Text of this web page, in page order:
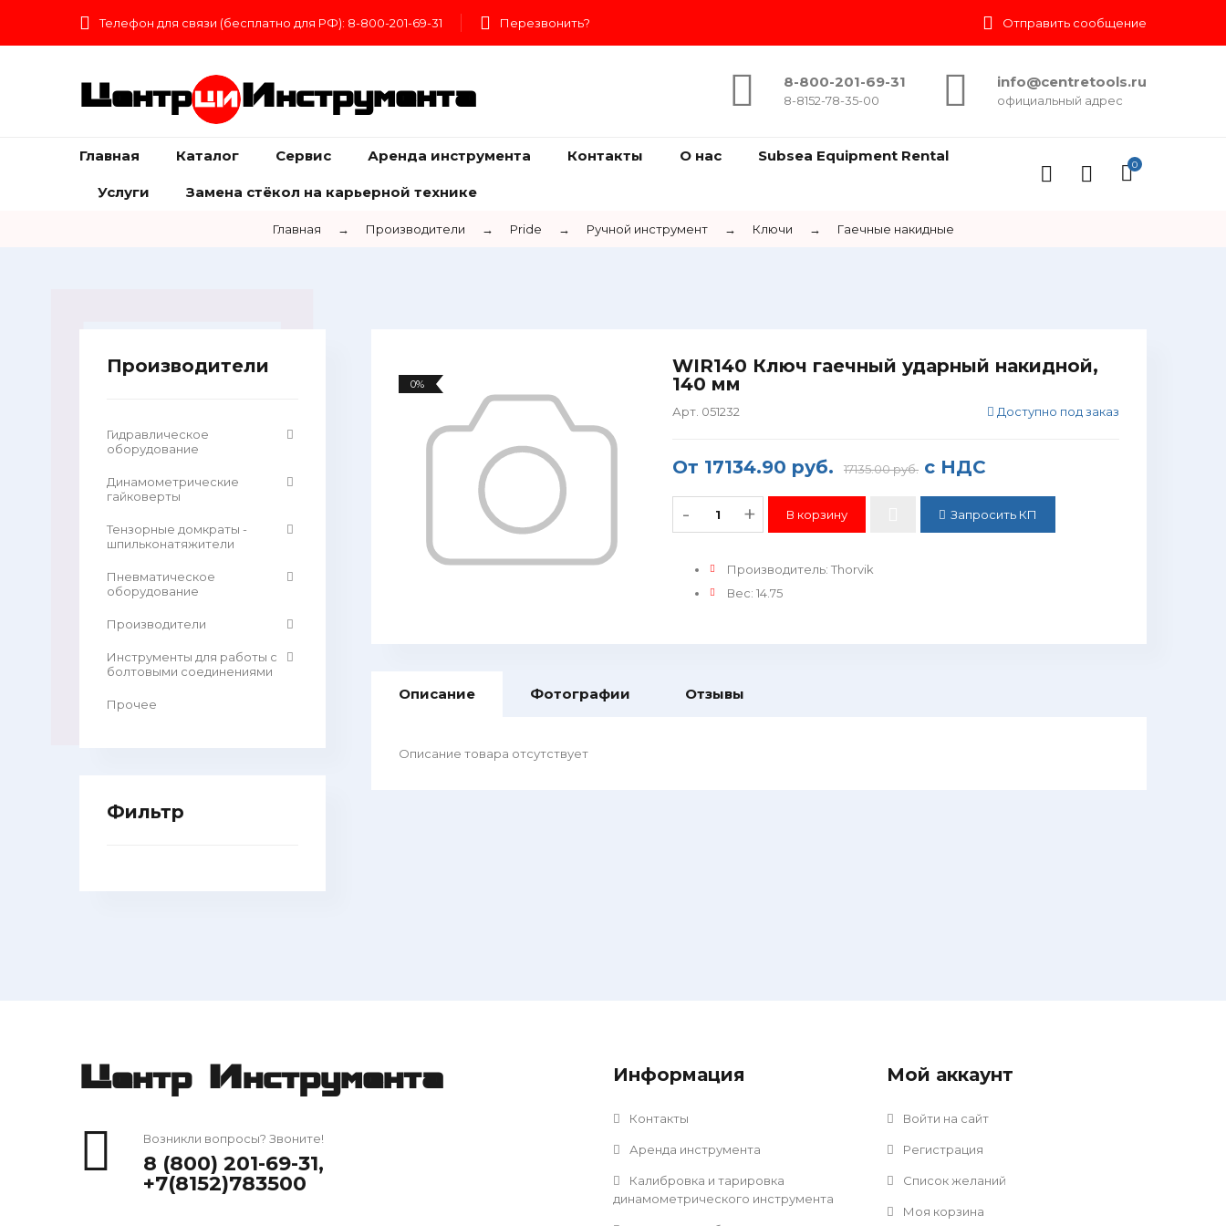
Телефон для связи (бесплатно для РФ): 8-800-201-69-31 Перезвонить? Отправить сообщение
Центр Инструмента
8-800-201-69-31
8-8152-78-35-00
info@centretools.ru
официальный адрес
Главная Каталог Сервис Аренда инструмента Контакты О нас Subsea Equipment Rental
Услуги Замена стёкол на карьерной технике
0
Главная → Производители → Pride → Ручной инструмент → Ключи → Гаечные накидные
0%
WIR140 Ключ гаечный ударный накидной,
140 мм
Арт. 051232 Доступно под заказ
От 17134.90 руб. 17135.00 руб. с НДС
- + Запросить КП
Производитель: Thorvik
Вес: 14.75
Описание Фотографии Отзывы
Описание товара отсутствует
Производители
Гидравлическое
оборудование
Динамометрические
гайковерты
Тензорные домкраты -
шпильконатяжители
Пневматическое
оборудование
Производители
Инструменты для работы с
болтовыми соединениями
Прочее
Фильтр
Центр Инструмента
Возникли вопросы? Звоните!
8 (800) 201-69-31,
+7(8152)783500
Информация
Контакты
Аренда инструмента
Калибровка и тарировка
динамометрического инструмента
Мой аккаунт
Войти на сайт
Регистрация
Список желаний
Моя корзина